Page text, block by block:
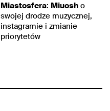
Miastosfera: Miuosh o
swojej drodze muzycznej,
instagramie i zmianie
priorytetów